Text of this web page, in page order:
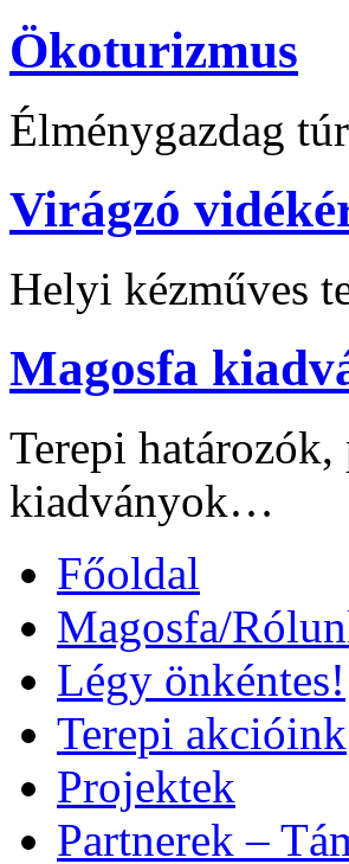
Ökoturizmus
Élménygazdag
Virágzó
Helyi kézműves
Magosfa
Terepi
kiadványok…
Főoldal
Magosfa/
Légy önkéntes!
Terepi akcióink
Projektek
Partnerek –